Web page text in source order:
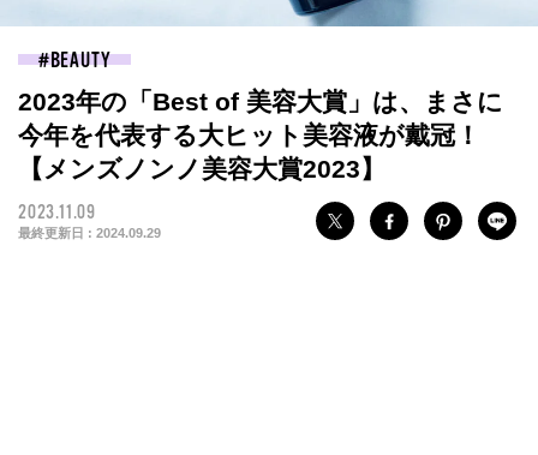
BEAUTY
2023年の「Best of 美容大賞」は、まさに
今年を代表する大ヒット美容液が戴冠！
【メンズノンノ美容大賞2023】
2023.11.09
最終更新日 : 2024.09.29